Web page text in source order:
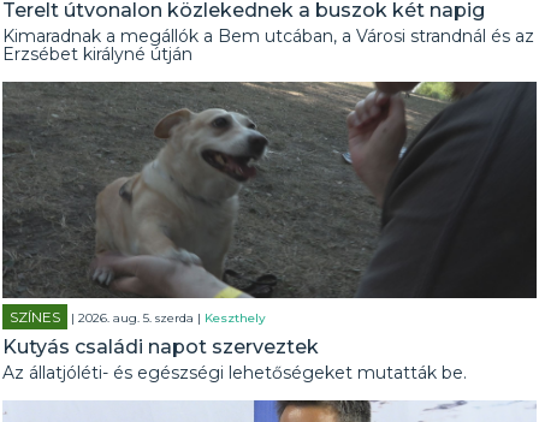
Terelt útvonalon közlekednek a buszok két napig
Kimaradnak a megállók a Bem utcában, a Városi strandnál és az
Erzsébet királyné útján
SZÍNES | 2026. aug. 5. szerda | Keszthely
Kutyás családi napot szerveztek
Az állatjóléti- és egészségi lehetőségeket mutatták be.